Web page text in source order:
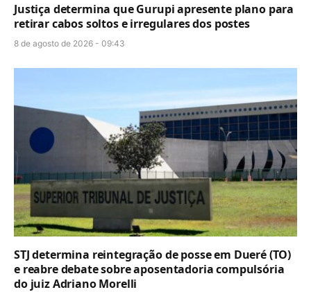
Justiça determina que Gurupi apresente plano para
retirar cabos soltos e irregulares dos postes
8 de agosto de 2026 - 09:43
STJ determina reintegração de posse em Dueré (TO)
e reabre debate sobre aposentadoria compulsória
do juiz Adriano Morelli